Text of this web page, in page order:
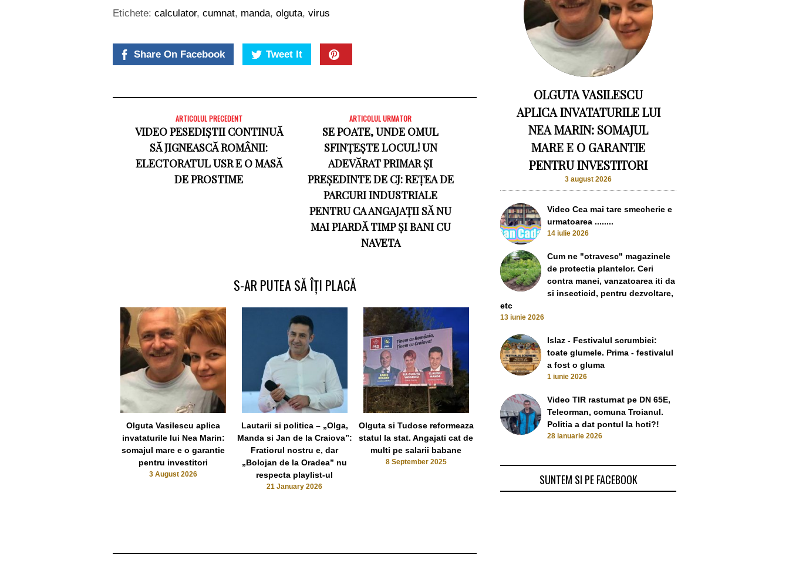
Etichete: calculator, cumnat, manda, olguta, virus
Share On Facebook Tweet It
ARTICOLUL PRECEDENT
VIDEO PESEDIȘTII CONTINUĂ
SĂ JIGNEASCĂ ROMÂNII:
ELECTORATUL USR E O MASĂ
DE PROSTIME
ARTICOLUL URMATOR
SE POATE, UNDE OMUL
SFINȚEȘTE LOCUL! UN
ADEVĂRAT PRIMAR ȘI
PREȘEDINTE DE CJ: REȚEA DE
PARCURI INDUSTRIALE
PENTRU CA ANGAJAȚII SĂ NU
MAI PIARDĂ TIMP ȘI BANI CU
NAVETA
S-AR PUTEA SĂ ÎȚI PLACĂ
Olguta Vasilescu aplica
invataturile lui Nea Marin:
somajul mare e o garantie
pentru investitori
3 August 2026
Lautarii si politica – „Olga,
Manda si Jan de la Craiova”:
Fratiorul nostru e, dar
„Bolojan de la Oradea” nu
respecta playlist-ul
21 January 2026
Olguta si Tudose reformeaza
statul la stat. Angajati cat de
multi pe salarii babane
8 September 2025
Vrabia malai viseaza si Olguta
alegeri anticipate
Olguta Vasilescu – „asa arata
un om cu coloana vertebrala”.
Infinitului” – asa arata, nu se
OLGUTA VASILESCU
APLICA INVATATURILE LUI
NEA MARIN: SOMAJUL
MARE E O GARANTIE
PENTRU INVESTITORI
3 august 2026
Video Cea mai tare smecherie e
urmatoarea ........
14 iulie 2026
Cum ne "otravesc" magazinele
de protectia plantelor. Ceri
contra manei, vanzatoarea iti da
si insecticid, pentru dezvoltare,
etc
13 iunie 2026
Islaz - Festivalul scrumbiei:
toate glumele. Prima - festivalul
a fost o gluma
1 iunie 2026
Video TIR rasturnat pe DN 65E,
Teleorman, comuna Troianul.
Politia a dat pontul la hoti?!
28 ianuarie 2026
SUNTEM SI PE FACEBOOK